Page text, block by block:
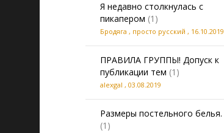
Я недавно столкнулась с
пикапером (1)
Бродяга , просто русский , 16.10.2019
ПРАВИЛА ГРУППЫ! Допуск к
публикации тем (1)
alexgal , 03.08.2019
Размеры постельного белья.
(1)